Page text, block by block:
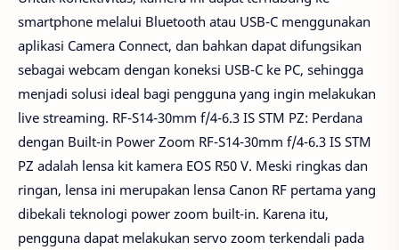
smartphone melalui Bluetooth atau USB-C menggunakan
aplikasi Camera Connect, dan bahkan dapat difungsikan
sebagai webcam dengan koneksi USB-C ke PC, sehingga
menjadi solusi ideal bagi pengguna yang ingin melakukan
live streaming. RF-S14-30mm f/4-6.3 IS STM PZ: Perdana
dengan Built-in Power Zoom RF-S14-30mm f/4-6.3 IS STM
PZ adalah lensa kit kamera EOS R50 V. Meski ringkas dan
ringan, lensa ini merupakan lensa Canon RF pertama yang
dibekali teknologi power zoom built-in. Karena itu,
pengguna dapat melakukan servo zoom terkendali pada